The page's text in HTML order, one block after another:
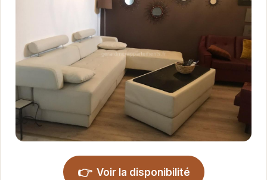
👉 Voir la disponibilité